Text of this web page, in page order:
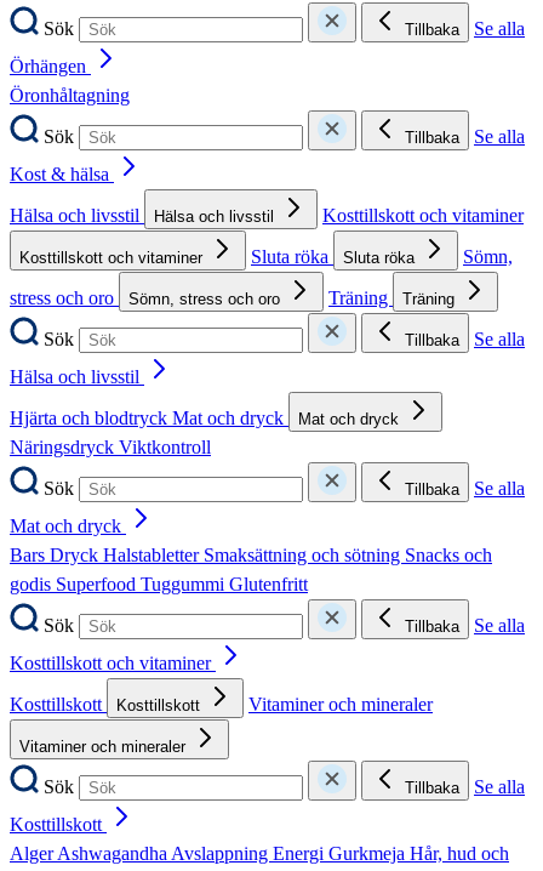
Sök
Tillbaka
Se alla
Örhängen
Öronhåltagning
Sök
Tillbaka
Se alla
Kost & hälsa
Hälsa och livsstil
Hälsa och livsstil Kosttillskott och vitaminer
Kosttillskott och vitaminer Sluta röka Sluta röka
Sömn,
stress och oro
Sömn, stress och oro Träning Träning
Sök Tillbaka
Se alla
Hälsa och livsstil
Hjärta och blodtryck Mat och dryck Mat och dryck
Näringsdryck Viktkontroll
Sök
Tillbaka
Se alla
Mat och dryck
Bars Dryck Halstabletter Smaksättning och sötning Snacks och
godis Superfood Tuggummi Glutenfritt
Sök
Tillbaka
Se alla
Kosttillskott och vitaminer
Kosttillskott
Kosttillskott Vitaminer och mineraler
Vitaminer och mineraler
Sök Tillbaka
Se alla
Kosttillskott
AlgerAshwagandhaAvslappning Energi Gurkmeja Hår, hud och